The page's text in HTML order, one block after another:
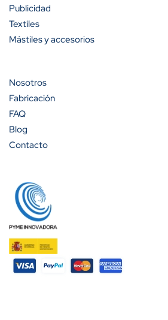
A partir de 50 unidades
A partir de 100 unidades
Publicidad
Textiles
Mástiles y accesorios
Nosotros
Fabricación
FAQ
Blog
Contacto